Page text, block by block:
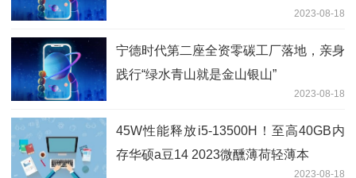
2023-08-18
宁德时代第二座全资零碳工厂落地，亲身
践行“绿水青山就是金山银山”
2023-08-18
45W性能释放i5-13500H！至高40GB内
存华硕a豆14 2023微醺薄荷轻薄本
2023-08-18